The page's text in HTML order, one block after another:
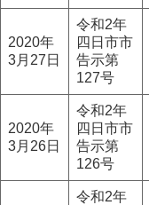
2020年
3月27日
令和2年
四日市市
告示第
127号
2020年
3月26日
令和2年
四日市市
告示第
126号
令和2年